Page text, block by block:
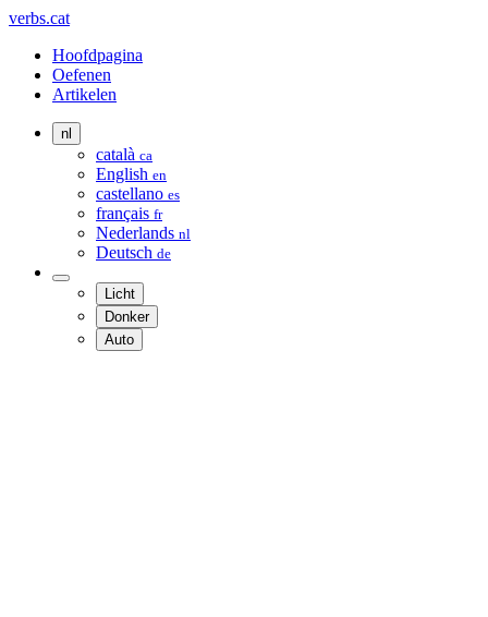
verbs.cat
Hoofdpagina
Oefenen
Artikelen
nl
català ca
English en
castellano es
français fr
Nederlands nl
Deutsch de
Licht
Donker
Auto